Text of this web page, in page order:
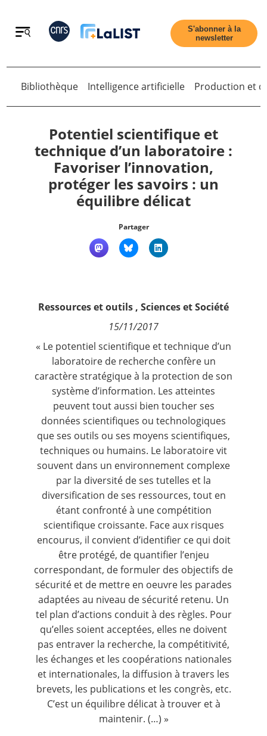
Retour
Tous les articles
Qui sommes nous ?
Nous suivre
S'abonner à la
newsletter
Bibliothèque Intelligence artificielle Production et
Potentiel scientifique et
technique d’un laboratoire :
Favoriser l’innovation,
protéger les savoirs : un
équilibre délicat
Partager
Ressources et outils , Sciences et Société
15/11/2017
« Le potentiel scientifique et technique d’un
laboratoire de recherche confère un
caractère stratégique à la protection de son
système d’information. Les atteintes
peuvent tout aussi bien toucher ses
données scientifiques ou technologiques
que ses outils ou ses moyens scientifiques,
techniques ou humains. Le laboratoire vit
souvent dans un environnement complexe
par la diversité de ses tutelles et la
diversification de ses ressources, tout en
étant confronté à une compétition
scientifique croissante. Face aux risques
encourus, il convient d’identifier ce qui doit
être protégé, de quantifier l’enjeu
correspondant, de formuler des objectifs de
sécurité et de mettre en oeuvre les parades
adaptées au niveau de sécurité retenu. Un
tel plan d’actions conduit à des règles. Pour
qu’elles soient acceptées, elles ne doivent
pas entraver la recherche, la compétitivité,
les échanges et les coopérations nationales
et internationales, la diffusion à travers les
brevets, les publications et les congrès, etc.
C’est un équilibre délicat à trouver et à
maintenir. (…) »